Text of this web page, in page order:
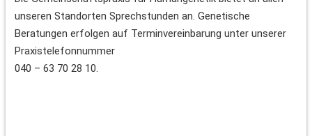
unseren Standorten Sprechstunden an. Genetische
Beratungen erfolgen auf Terminvereinbarung unter unserer
Praxistelefonnummer
040 – 63 70 28 10.